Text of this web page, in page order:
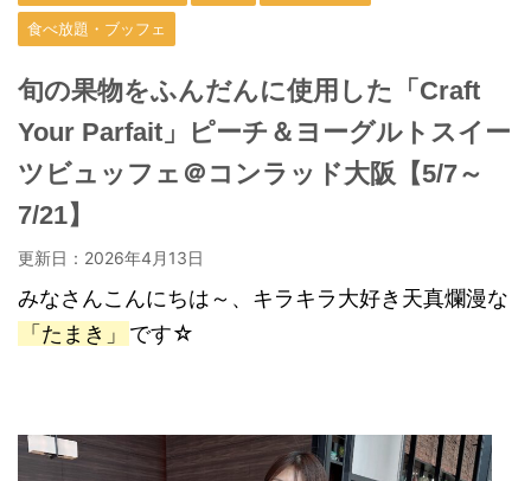
食べ放題・ブッフェ
旬の果物をふんだんに使用した「Craft
Your Parfait」ピーチ＆ヨーグルトスイー
ツビュッフェ＠コンラッド大阪【5/7～
7/21】
更新日： 2026年4月13日
みなさんこんにちは～、キラキラ大好き天真爛漫な
「たまき」
です☆